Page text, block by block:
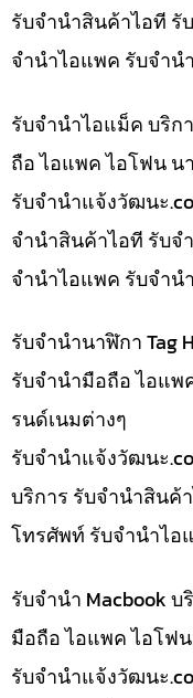
รับจำนำสินค้าไอที รั
จำนำไอแพค รับจำนำ
รับจำนำไอแม็ค บริก
ถือ ไอแพค ไอโฟน น
รับจํานําแจ้งวัฒนะ
จำนำสินค้าไอที รับ
จำนำไอแพค รับจำน
รับจำนำนาฬิกา Tag
รับจำนำมือถือ ไอแ
รนด์เนมต่างๆ
รับจํานําแจ้งวัฒนะ
บริการ รับจำนำสินค้
โทรศัพท์ รับจำนำไอ
รับจำนำ Macbook
มือถือ ไอแพค ไอโฟ
รับจํานําแจ้งวัฒนะ